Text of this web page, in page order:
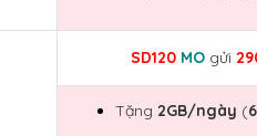
SD120MO gửi
Tặng 2GB/ngày (